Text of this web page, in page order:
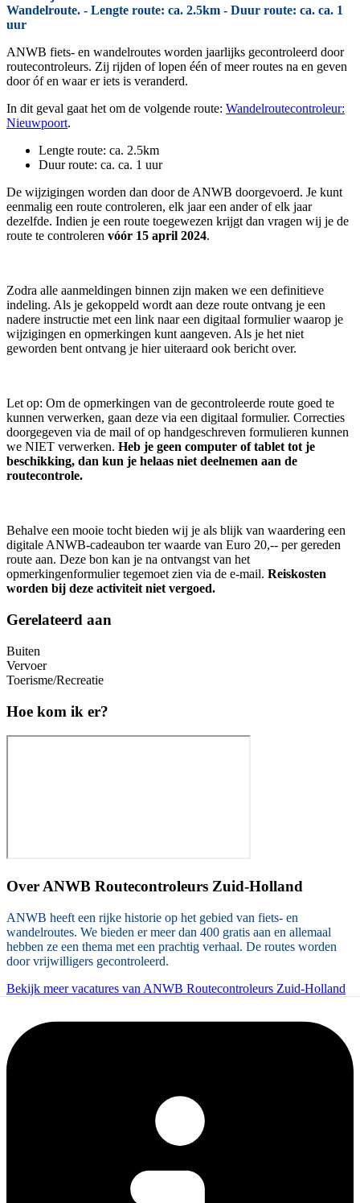
Wandelroute. - Lengte route: ca. 2.5km - Duur route: ca. ca. 1
uur
ANWB fiets- en wandelroutes worden jaarlijks gecontroleerd door
routecontroleurs. Zij rijden of lopen één of meer routes na en geven
door óf en waar er iets is veranderd.
In dit geval gaat het om de volgende route: Wandelroutecontroleur:
Nieuwpoort.
Lengte route: ca. 2.5km
Duur route: ca. ca. 1 uur
De wijzigingen worden dan door de ANWB doorgevoerd. Je kunt
eenmalig een route controleren, elk jaar een ander of elk jaar
dezelfde. Indien je een route toegewezen krijgt dan vragen wij je de
route te controleren vóór 15 april 2024.
Zodra alle aanmeldingen binnen zijn maken we een definitieve
indeling. Als je gekoppeld wordt aan deze route ontvang je een
nadere instructie met een link naar een digitaal formulier waarop je
wijzigingen en opmerkingen kunt aangeven. Als je het niet
geworden bent ontvang je hier uiteraard ook bericht over.
Let op: Om de opmerkingen van de gecontroleerde route goed te
kunnen verwerken, gaan deze via een digitaal formulier. Correcties
doorgegeven via de mail of op handgeschreven formulieren kunnen
we NIET verwerken. Heb je geen computer of tablet tot je
beschikking, dan kun je helaas niet deelnemen aan de
routecontrole.
Behalve een mooie tocht bieden wij je als blijk van waardering een
digitale ANWB-cadeaubon ter waarde van Euro 20,-- per gereden
route aan. Deze bon kan je na ontvangst van het
opmerkingenformulier tegemoet zien via de e-mail. Reiskosten
worden bij deze activiteit niet vergoed.
Gerelateerd aan
Buiten
Vervoer
Toerisme/Recreatie
Hoe kom ik er?
Over ANWB Routecontroleurs Zuid-Holland
ANWB heeft een rijke historie op het gebied van fiets- en
wandelroutes. We bieden er meer dan 400 gratis aan en allemaal
hebben ze een thema met een prachtig verhaal. De routes worden
door vrijwilligers gecontroleerd.
Bekijk meer vacatures van ANWB Routecontroleurs Zuid-Holland